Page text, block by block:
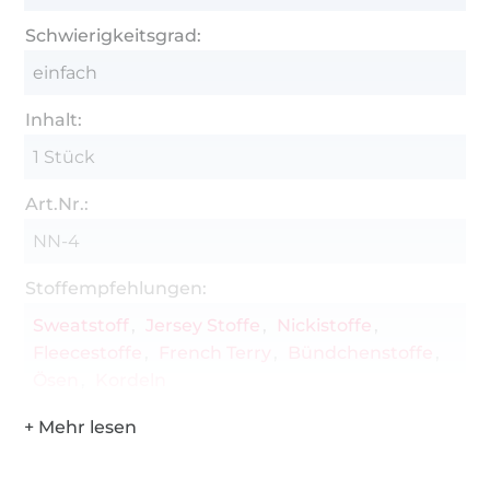
Grösse 62-92
NEU Video Tutorial
detaillierte Step by Step Anleitung mit Fotos
bebilderte Nähanleitung
inkl. Beamerdatei
inkl. A0
Diese Materialien brauchst du zu Hause:
Schwierigkeitsgrad:
einfach
Inhalt:
1 Stück
Art.Nr.:
NN-4
Stoffempfehlungen:
Sweatstoff
Jersey Stoffe
Nickistoffe